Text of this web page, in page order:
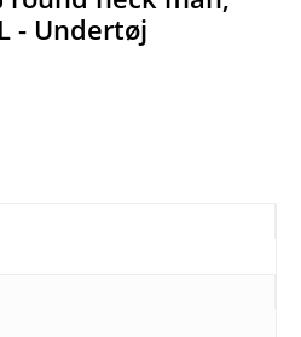
- Undertøj